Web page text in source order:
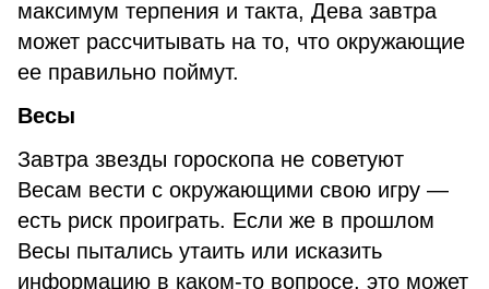
максимум терпения и такта, Дева завтра
может рассчитывать на то, что окружающие
ее правильно поймут.
Весы
Завтра звезды гороскопа не советуют
Весам вести с окружающими свою игру —
есть риск проиграть. Если же в прошлом
Весы пытались утаить или исказить
информацию в каком-то вопросе, это может